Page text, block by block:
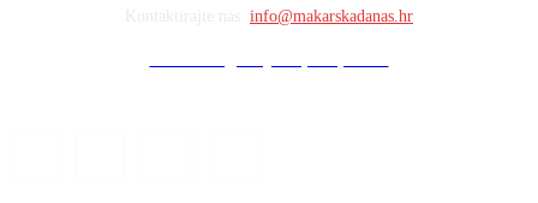
info@makarskadanas.hr